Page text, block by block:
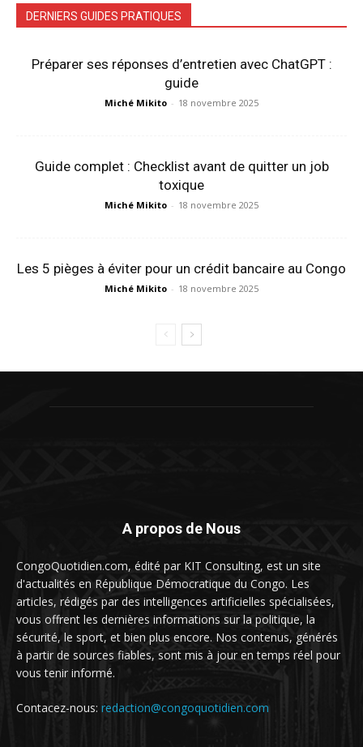
DERNIERS GUIDES PRATIQUES
Préparer ses réponses d’entretien avec ChatGPT :
guide
Miché Mikito - 18 novembre 2025
Guide complet : Checklist avant de quitter un job
toxique
Miché Mikito - 18 novembre 2025
Les 5 pièges à éviter pour un crédit bancaire au Congo
Miché Mikito - 18 novembre 2025
A propos de Nous
CongoQuotidien.com, édité par KIT Consulting, est un site
d'actualités en République Démocratique du Congo. Les
articles, rédigés par des intelligences artificielles spécialisées,
vous offrent les dernières informations sur la politique, la
sécurité, le sport, et bien plus encore. Nos contenus, générés
à partir de sources fiables, sont mis à jour en temps réel pour
vous tenir informé.
Contacez-nous: redaction@congoquotidien.com